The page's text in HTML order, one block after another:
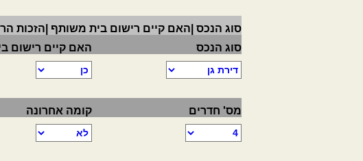
סוג הנכס |האם קיים רישום בית משותף |הזכות
סוג הנכס
האם קיים רישום
מס' חדרים קומה אחרונה